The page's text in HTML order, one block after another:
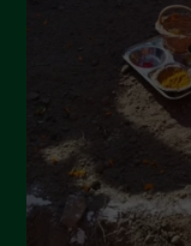
Aprile 2022
Marzo 2022
Febbraio 2022
Gennaio 2022
Dicembre 2021